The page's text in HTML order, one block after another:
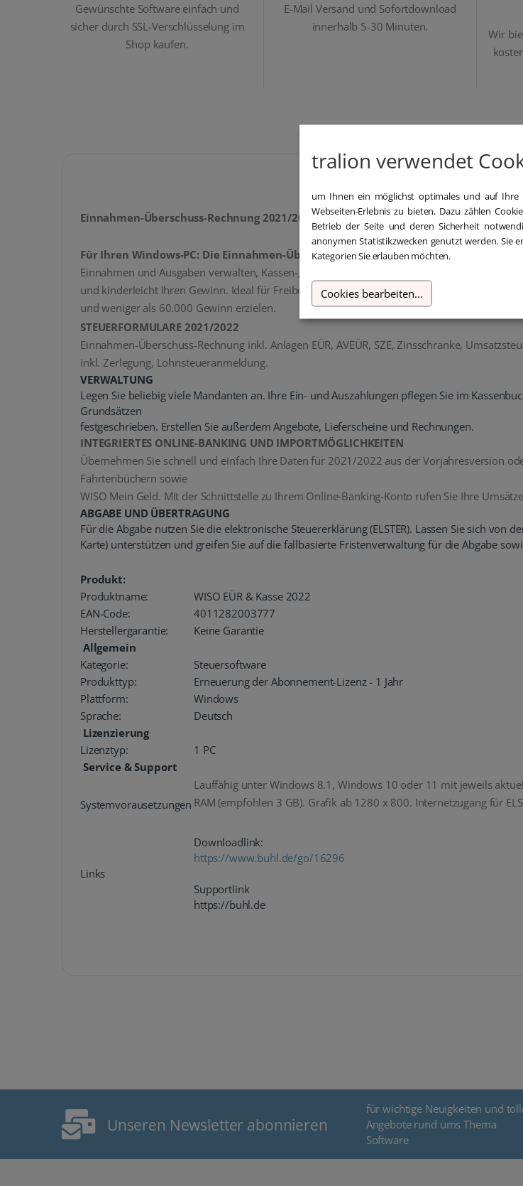
Gewünschte Software einfach und
sicher durch SSL-Verschlüsselung im
Shop kaufen.
E-Mail Versand und Sofortdownload
innerhalb 5-30 Minuten.
Wir
Einnahmen-Überschuss-Rechnung 2021/2022
Für Ihren Windows-PC: Die Einnahmen-Überschuss-Rechnung mit raffinierten Tipps
Einnahmen und Ausgaben verwalten, Kassen-, Rechnungs- und Fahrtenbuch führen und
und kinderleicht Ihren Gewinn. Ideal für Freiberufler, Gewerbetreibende oder Angestellte
und weniger als 60.000 Gewinn erzielen.
STEUERFORMULARE 2021/2022
Einnahmen-Überschuss-Rechnung inkl. Anlagen EÜR, AVEÜR, SZE, Zinsschranke,
inkl. Zerlegung, Lohnsteueranmeldung.
VERWALTUNG
Legen Sie beliebig viele Mandanten an. Ihre Ein- und Auszahlungen pflegen Sie im
Grundsätzen
festgeschrieben. Erstellen Sie außerdem Angebote, Lieferscheine und Rechnungen.
INTEGRIERTES ONLINE-BANKING UND IMPORTMÖGLICHKEITEN
Übernehmen Sie schnell und einfach Ihre Daten für 2021/2022 aus der Vorjahresversion
Fahrtenbüchern sowie
WISO Mein Geld. Mit der Schnittstelle zu Ihrem Online-Banking-Konto rufen Sie Ihre
ABGABE UND ÜBERTRAGUNG
Für die Abgabe nutzen Sie die elektronische Steuererklärung (ELSTER). Lassen Sie sich von
Karte) unterstützen und greifen Sie auf die fallbasierte Fristenverwaltung für die Abgabe
Produkt:
Produktname:
WISO EÜR & Kasse 2022
EAN-Code:
4011282003777
Herstellergarantie:
Keine Garantie
Allgemein
Kategorie:
Steuersoftware
Produkttyp:
Erneuerung der Abonnement-Lizenz - 1 Jahr
Plattform:
Windows
Sprache:
Deutsch
Lizenzierung
Lizenztyp:
1 PC
Service & Support
Systemvorausetzungen
Lauffähig unter Windows 8.1, Windows 10 oder 11 mit jeweils
RAM (empfohlen 3 GB). Grafik ab 1280 x 800. Internetzugang für
Links
Downloadlink:
https://www.buhl.de/go/16296
Supportlink
https://buhl.de
Unseren Newsletter abonnieren
für wichtige Neuigkeiten und
Angebote rund ums Thema
Software
tralion verwendet
um Ihnen ein möglichst optimales und auf Ihre
Webseiten-Erlebnis zu bieten. Dazu zählen
Betrieb der Seite und deren Sicherheit
anonymen Statistikzwecken genutzt werden. Sie
Kategorien Sie erlauben möchten.
Cookies bearbeiten...